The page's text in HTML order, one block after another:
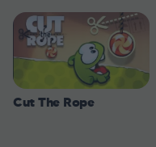
Cut The Rope